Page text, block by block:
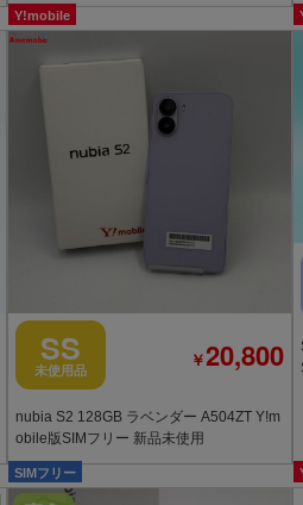
Y!mobile
SS
未使用品 ￥20,800
nubia S2 128GB ラベンダー A504ZT Y!m
obile版SIMフリー 新品未使用
SIMフリー